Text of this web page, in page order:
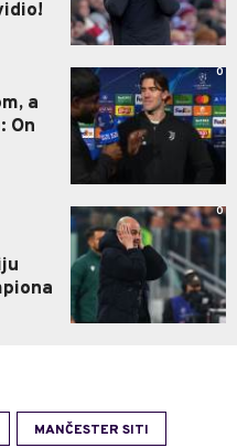
a
On
0
0
MANČESTER SITI